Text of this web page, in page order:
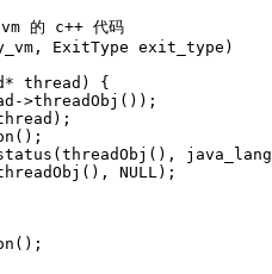
的 c++ 代码
ExitType exit_type)
thread) {
NULL);